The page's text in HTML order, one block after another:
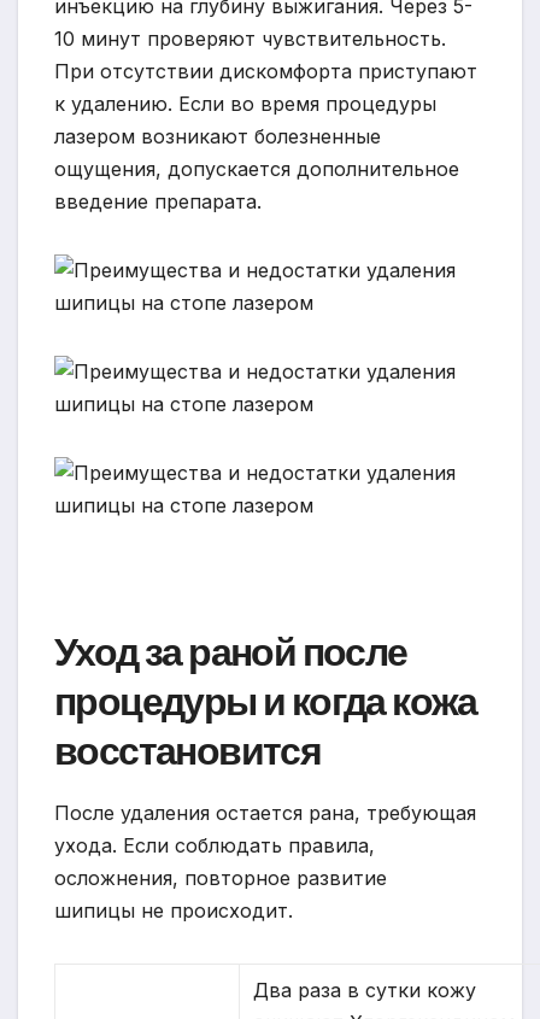
инъекцию на глубину выжигания. Через 5-
10 минут проверяют чувствительность.
При отсутствии дискомфорта приступают
к удалению. Если во время процедуры
лазером возникают болезненные
ощущения, допускается дополнительное
введение препарата.
Уход за раной после
процедуры и когда кожа
восстановится
После удаления остается рана, требующая
ухода. Если соблюдать правила,
осложнения, повторное развитие
шипицы не происходит.
Два раза в сутки кожу